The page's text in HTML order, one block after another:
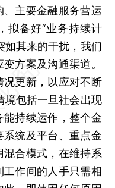
主要金融服务营运
拟备好“业务持续计
如其来的干扰，我们
方案及沟通渠道。
更新，以应对不断
境包括一旦社会出现
持续运作，整个金
统及平台、重点金
合模式，在维持系
作间的人手只需相